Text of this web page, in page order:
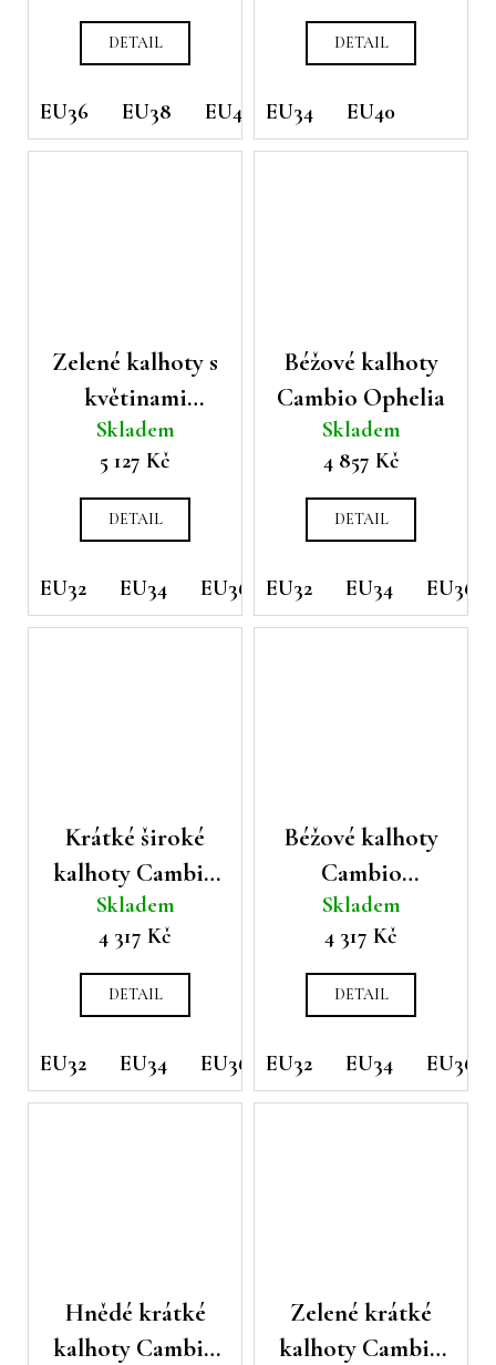
DETAIL
EU36 EU38 EU42
DETAIL
EU34 EU40
Zelené kalhoty s
květinami
Cambio
Clementine
Skladem
5 127 Kč
DETAIL
EU32 EU34 EU36 EU38 EU40
Béžové kalhoty
Cambio Ophelia
Skladem
4 857 Kč
DETAIL
EU32 EU34 EU36
Krátké široké
kalhoty Cambio
Charlotte
Skladem
4 317 Kč
DETAIL
EU32 EU34 EU36 EU38 EU40 EU42
Béžové kalhoty
Cambio
California
Skladem
4 317 Kč
DETAIL
EU32 EU34 EU36
Hnědé krátké
kalhoty Cambio
Zelené krátké
kalhoty Cambio